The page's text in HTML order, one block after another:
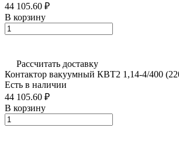
44 105.60 ₽
В корзину
Рассчитать доставку
Контактор вакуумный КВТ2 1,14-4/400
Есть в наличии
44 105.60 ₽
В корзину